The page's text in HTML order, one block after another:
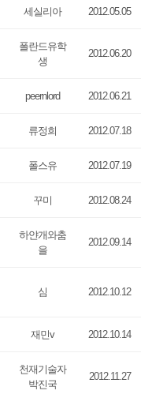
세실리아 2012.05.05
폴란드유학
생
2012.06.20
peernlord 2012.06.21
류정희 2012.07.18
폴스유 2012.07.19
꾸미 2012.08.24
하얀개와춤
을
2012.09.14
심 2012.10.12
재민v 2012.10.14
천재기술자
박진국
2012.11.27